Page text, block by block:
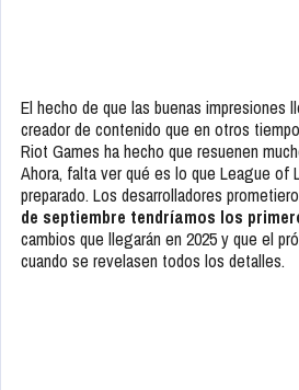
El hecho de que las buenas impresiones
creador de contenido que en otros
Riot Games ha hecho que resuenen
Ahora, falta ver qué es lo que League of
preparado. Los desarrolladores
de septiembre tendríamos los
cambios que llegarán en 2025 y que el
cuando se revelasen todos los detalles.